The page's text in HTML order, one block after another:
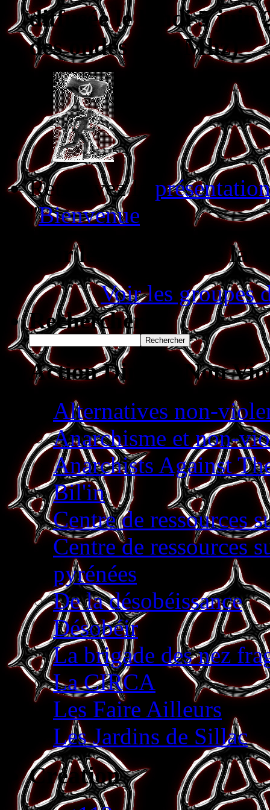
diffusée le lundi 5 juin
des ondes (90.1Mhz)
Retrouvez la
"Bienvenue
Voir les groupes de la
Voir les groupes
Rechercher
Rechercher
Action Directe Non
Alternatives non-
Anarchisme et non-
Anarchists Against
Bil'in
Centre de ressources
Centre de ressources
pyrénées
De la désobéissance
Désobéir
La brigade des nez
La CIRCA
Les Faire Ailleurs
Les Jardins de Sillac
Création